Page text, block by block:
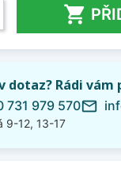

dotaz? Rádi vám
731 979 570
9-12, 13-17
mail_outline